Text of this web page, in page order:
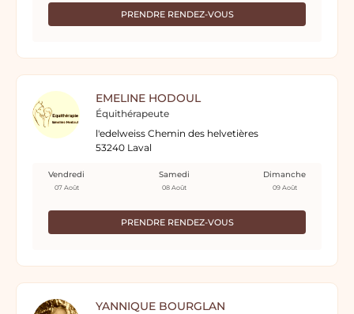
PRENDRE RENDEZ-VOUS
EMELINE HODOUL
Équithérapeute
l'edelweiss Chemin des helvetières
53240 Laval
PRENDRE RENDEZ-VOUS
Vendredi
07 Août
Samedi
08 Août
Dimanche
09 Août
YANNIQUE BOURGLAN